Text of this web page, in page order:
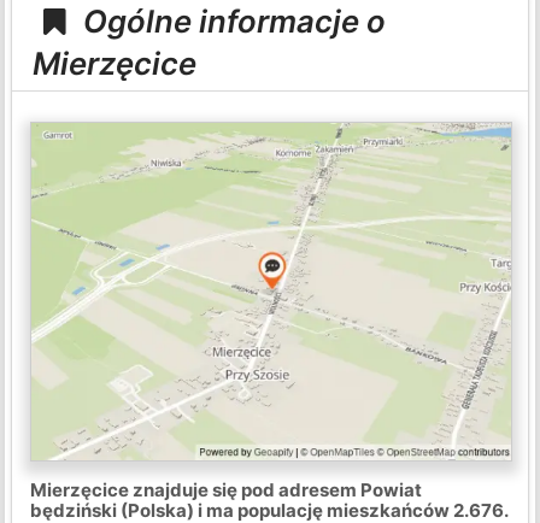
Ogólne informacje o
Mierzęcice
Mierzęcice znajduje się pod adresem Powiat
będziński (Polska) i ma populację mieszkańców 2.676.